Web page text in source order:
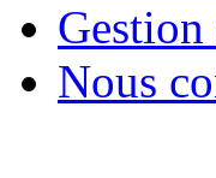
Gestion
Nous